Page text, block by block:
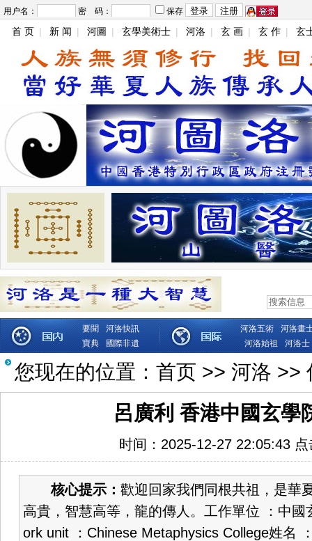
用户名： 密 码： 保存
首 页 | 新 闻 | 河圖 | 玄學美術士 | 河洛 | 玄 画 | 玄 作 | 玄
要聞
河洛快訊
寶典
國際非遺
河洛五術
河洛畫
河洛始祖
河洛士
您现在的位置： 首页 >> 河洛 >>
呂廣利 香港中國玄學
时间：2025-12-27 22:05:43 点
核心提示： 歡迎回家我們同根共祖，是華
高貴，智慧高等，龍的傳人。工作單位 ：中國
ork unit ：Chinese Metaphysics College姓名